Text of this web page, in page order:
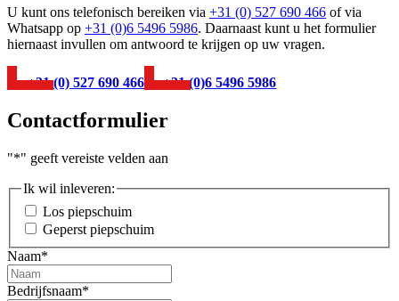
U kunt ons telefonisch bereiken via +31 (0) 527 690 466 of via
Whatsapp op +31 (0)6 5496 5986. Daarnaast kunt u het formulier
hiernaast invullen om antwoord te krijgen op uw vragen.
+31 (0) 527 690 466 +31 (0)6 5496 5986
Contactformulier
"*" geeft vereiste velden aan
Ik wil inleveren:
Los piepschuim
Geperst piepschuim
Naam*
Bedrijfsnaam*